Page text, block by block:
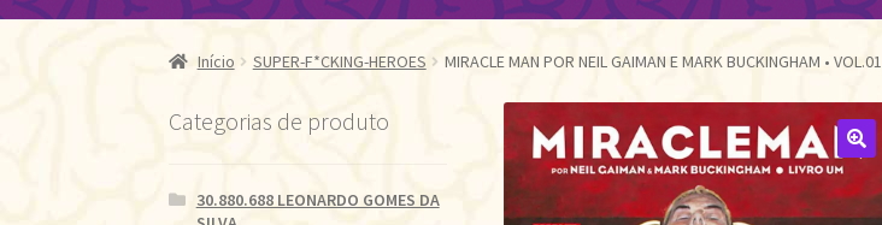
Início SUPER-F*CKING-HEROES MIRACLE MAN POR NEIL GAIMAN E MARK BUCKINGHAM • VOL.01
Categorias de produto
30.880.688 LEONARDO GOMES DA